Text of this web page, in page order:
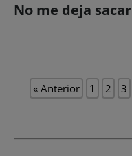
No me deja
« Anterior 1 2 3